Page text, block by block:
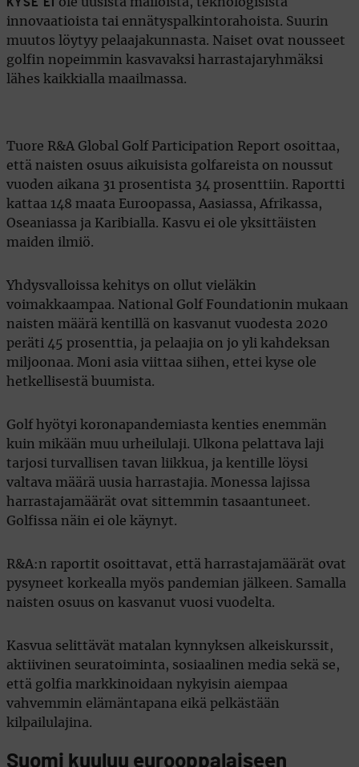
KYSE EI
innovaatioista tai ennätyspalkintorahoista. Suurin
muutos löytyy pelaajakunnasta. Naiset ovat nousseet
golfin nopeimmin kasvavaksi harrastajaryhmäksi
lähes kaikkialla maailmassa.
Tuore R&A Global Golf Participation Report osoittaa,
että naisten osuus aikuisista golfareista on noussut
vuoden aikana 31 prosentista 34 prosenttiin. Raportti
kattaa 148 maata Euroopassa, Aasiassa, Afrikassa,
Oseaniassa ja Karibialla. Kasvu ei ole yksittäisten
maiden ilmiö.
Yhdysvalloissa kehitys on ollut vieläkin
voimakkaampaa. National Golf Foundationin mukaan
naisten määrä kentillä on kasvanut vuodesta 2020
peräti 45 prosenttia, ja pelaajia on jo yli kahdeksan
miljoonaa. Moni asia viittaa siihen, ettei kyse ole
hetkellisestä buumista.
Golf hyötyi koronapandemiasta kenties enemmän
kuin mikään muu urheilulaji. Ulkona pelattava laji
tarjosi turvallisen tavan liikkua, ja kentille löysi
valtava määrä uusia harrastajia. Monessa lajissa
harrastajamäärät ovat sittemmin tasaantuneet.
Golfissa näin ei ole käynyt.
R&A:n raportit osoittavat, että harrastajamäärät ovat
pysyneet korkealla myös pandemian jälkeen. Samalla
naisten osuus on kasvanut vuosi vuodelta.
Kasvua selittävät matalan kynnyksen alkeiskurssit,
aktiivinen seuratoiminta, sosiaalinen media sekä se,
että golfia markkinoidaan nykyisin aiempaa
vahvemmin elämäntapana eikä pelkästään
kilpailulajina.
Suomi kuuluu eurooppalaiseen